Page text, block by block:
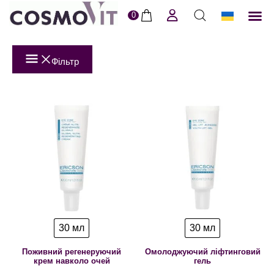
0
Фільтр
30 мл
Поживний регенеруючий
крем навколо очей
30 мл
Омолоджуючий ліфтинговий
гель